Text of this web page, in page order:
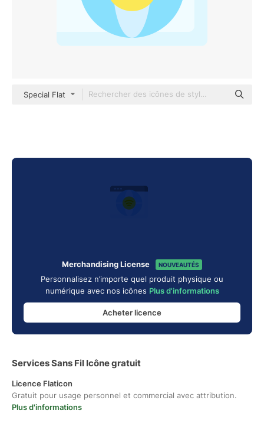
Special Flat
Merchandising License NOUVEAUTÉS
Personnalisez n’importe quel produit physique ou
numérique avec nos icônes Plus d'informations
Acheter licence
Services Sans Fil Icône gratuit
Licence Flaticon
Gratuit pour usage personnel et commercial avec attribution.
Plus d'informations